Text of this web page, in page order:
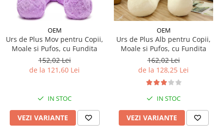
Micul explorator
Nisip kinetic
Pictura, modelaj si accesorii
Tarcuri si corturi
Tarc joaca copii
Tarc joaca cu bile
Corturi copii
OEM
Urs de Plus Mov pentru Copii,
Moale si Pufos, cu Fundita
152,02 Lei
de la 121,60 Lei
IN STOC
VEZI VARIANTE
OEM
Urs de Plus Alb pentru Copii,
Moale si Pufos, cu Fundita
162,02 Lei
de la 128,25 Lei
IN STOC
VEZI VARIANTE